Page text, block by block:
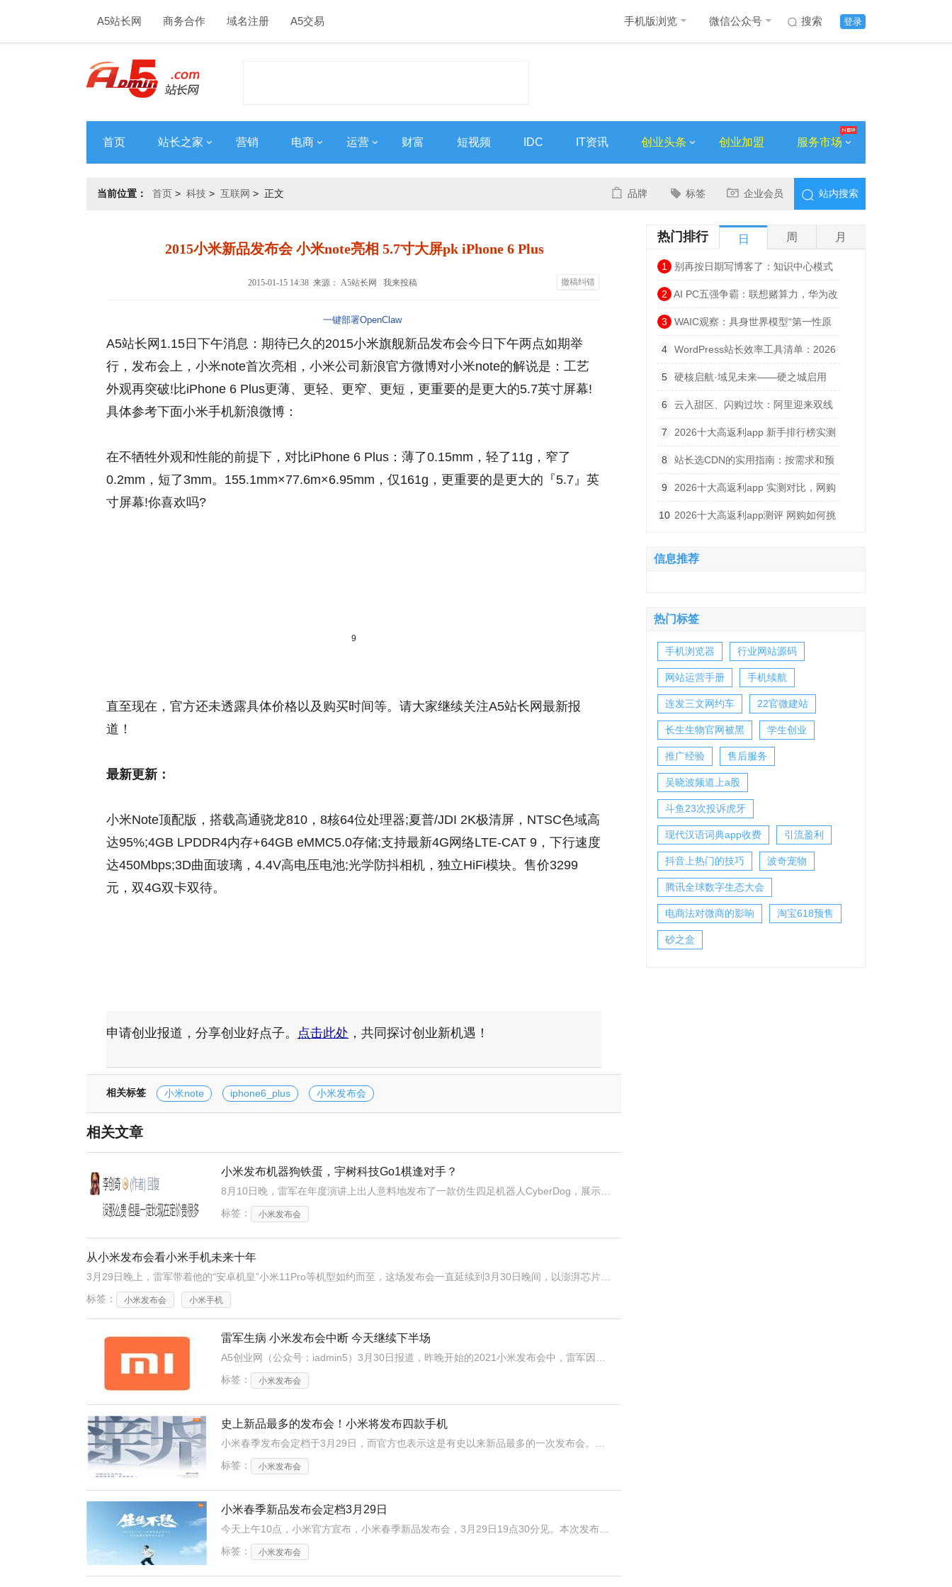
A5站长网 商务合作 域名注册 A5交易 登录
搜索
手机版浏览 微信公众号
首页 站长之家 营销 电商 运营 财富 短视频 IDC IT资讯 创业头条 创业加盟 服务市场
当前位置： 首页 > 科技 > 互联网 > 正文 品牌 标签 企业会员 站内搜索
2015小米新品发布会 小米note亮相 5.7寸大屏pk iPhone 6 Plus
2015-01-15 14:38 来源： A5站长网 我来投稿 撤稿纠错
一键部署OpenClaw
A5站长网1.15日下午消息：期待已久的2015小米旗舰新品发布会今日下午两点如期举
行，发布会上，小米note首次亮相，小米公司新浪官方微博对小米note的解说是：工艺
外观再突破!比iPhone 6 Plus更薄、更轻、更窄、更短，更重要的是更大的5.7英寸屏幕!
具体参考下面小米手机新浪微博：
在不牺牲外观和性能的前提下，对比iPhone 6 Plus：薄了0.15mm，轻了11g，窄了
0.2mm，短了3mm。155.1mm×77.6m×6.95mm，仅161g，更重要的是更大的『5.7』英
寸屏幕!你喜欢吗?
9
直至现在，官方还未透露具体价格以及购买时间等。请大家继续关注A5站长网最新报
道！
最新更新：
小米Note顶配版，搭载高通骁龙810，8核64位处理器;夏普/JDI 2K极清屏，NTSC色域高
达95%;4GB LPDDR4内存+64GB eMMC5.0存储;支持最新4G网络LTE-CAT 9，下行速度
达450Mbps;3D曲面玻璃，4.4V高电压电池;光学防抖相机，独立HiFi模块。售价3299
元，双4G双卡双待。
申请创业报道，分享创业好点子。 点击此处 ，共同探讨创业新机遇！
相关标签 小米note iphone6_plus 小米发布会
相关文章
小米发布机器狗铁蛋，宇树科技Go1棋逢对手？
标签：
小米发布会
从小米发布会看小米手机未来十年
标签：
小米发布会 小米手机
雷军生病 小米发布会中断 今天继续下半场
标签：
小米发布会
史上新品最多的发布会！小米将发布四款手机
标签：
小米发布会
小米春季新品发布会定档3月29日
标签：
小米发布会
热门排行 日 周 月
1 别再按日期写博客了：知识中心模式
让网站流量翻倍的思路
2 AI PC五强争霸：联想赌算力，华为改
规则，荣耀卷价格
3 WAIC观察：具身世界模型“第一性原
理”，让行业跳出逼真度内卷？
4 WordPress站长效率工具清单：2026
年值得装的12个插件
5 硬核启航·域见未来——硬之城启用
YZCX. com，加速迈向物理AI智造引擎
6 云入甜区、闪购过坎：阿里迎来双线
价值拐点
7 2026十大高返利app 新手排行榜实测
分析，网购省钱干货分享
8 站长选CDN的实用指南：按需求和预
算来
9 2026十大高返利app 实测对比，网购
省钱不踩坑指南
10 2026十大高返利app测评 网购如何挑
信息推荐
热门标签
手机浏览器 行业网站源码
网站运营手册 手机续航
连发三文网约车 22官微建站
长生生物官网被黑 学生创业
推广经验 售后服务
吴晓波频道上a股
斗鱼23次投诉虎牙
现代汉语词典app收费 引流盈利
抖音上热门的技巧 波奇宠物
腾讯全球数字生态大会
电商法对微商的影响 淘宝618预售
砂之盒